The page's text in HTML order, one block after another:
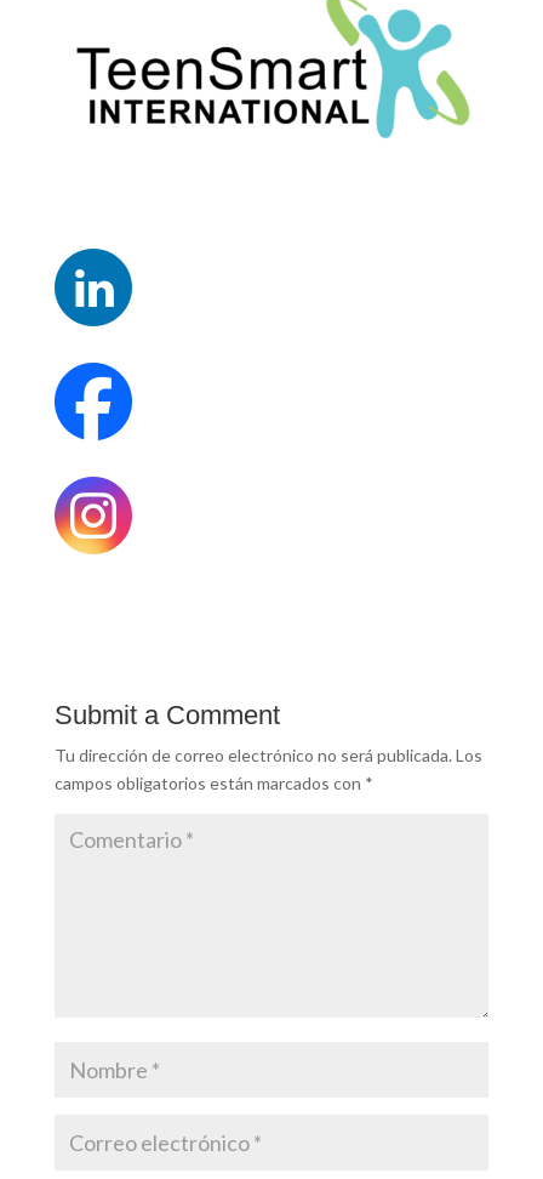
Submit a Comment
Tu dirección de correo electrónico no será publicada. Los
campos obligatorios están marcados con *